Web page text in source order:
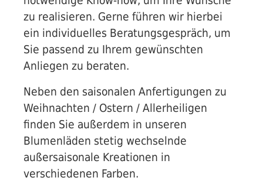
Garten
Social
Media
zu realisieren. Gerne führen wir hierbei
ein individuelles Beratungsgespräch, um
Sie passend zu Ihrem gewünschten
Anliegen zu beraten.
Neben den saisonalen Anfertigungen zu
Weihnachten / Ostern / Allerheiligen
finden Sie außerdem in unseren
Blumenläden stetig wechselnde
außersaisonale Kreationen in
verschiedenen Farben.